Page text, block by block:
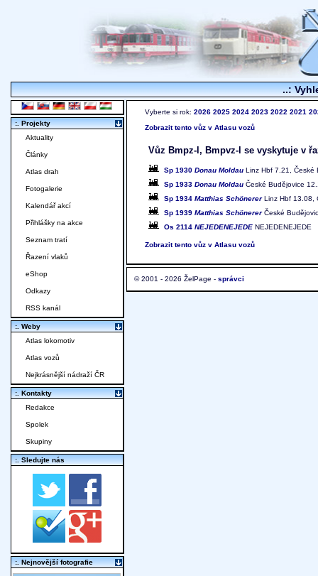
..:
Vyberte si rok: 2026 2025 2024 2023 2022 2021
Zobrazit tento vůz v Atlasu vozů
Vůz Bmpz-l, Bmpvz-l se vyskytuje v
Sp 1930 Donau Moldau Linz Hbf 7.21, České
Sp 1933 Donau Moldau České Budějovice
Sp 1934 Matthias SchönererLinz Hbf 13.08,
Sp 1939 Matthias SchönererČeské
Os 2114 NEJEDENEJEDE NEJEDENEJEDE
Zobrazit tento vůz v Atlasu vozů
© 2001 - 2026 ŽelPage - správci
:. Projekty
Aktuality
Články
Atlas drah
Fotogalerie
Kalendář akcí
Přihlášky na akce
Seznam tratí
Řazení vlaků
eShop
Odkazy
RSS kanál
:. Weby
Atlas lokomotiv
Atlas vozů
Nejkrásnější nádraží ČR
:. Kontakty
Redakce
Spolek
Skupiny
:. Sledujte nás
:. Nejnovější fotografie